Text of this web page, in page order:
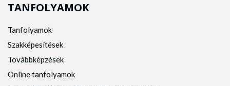
TANFOLYAMOK
Tanfolyamok
Szakképesítések
Továbbképzések
Online tanfolyamok